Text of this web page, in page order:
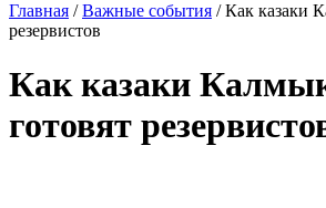
Главная / Важные события / Как казаки
резервистов
Как казаки
готовят